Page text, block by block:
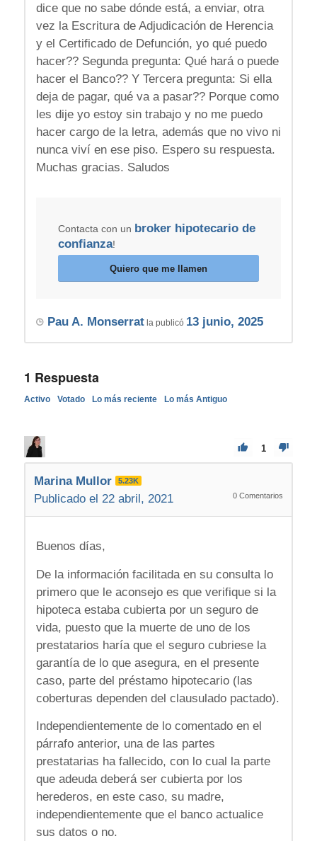
dice que no sabe dónde está, a enviar, otra
vez la Escritura de Adjudicación de Herencia
y el Certificado de Defunción, yo qué puedo
hacer?? Segunda pregunta: Qué hará o puede
hacer el Banco?? Y Tercera pregunta: Si ella
deja de pagar, qué va a pasar?? Porque como
les dije yo estoy sin trabajo y no me puedo
hacer cargo de la letra, además que no vivo ni
nunca viví en ese piso. Espero su respuesta.
Muchas gracias. Saludos
Contacta con un broker hipotecario de
confianza!
Quiero que me llamen
Pau A. Monserratla publicó 13 junio, 2025
1 Respuesta
Activo Votado Lo más reciente Lo más Antiguo
1
Marina Mullor 5.23K
Publicado el 22 abril, 2021 0 Comentarios
Buenos días,
De la información facilitada en su consulta lo
primero que le aconsejo es que verifique si la
hipoteca estaba cubierta por un seguro de
vida, puesto que la muerte de uno de los
prestatarios haría que el seguro cubriese la
garantía de lo que asegura, en el presente
caso, parte del préstamo hipotecario (las
coberturas dependen del clausulado pactado).
Independientemente de lo comentado en el
párrafo anterior, una de las partes
prestatarias ha fallecido, con lo cual la parte
que adeuda deberá ser cubierta por los
herederos, en este caso, su madre,
independientemente que el banco actualice
sus datos o no.